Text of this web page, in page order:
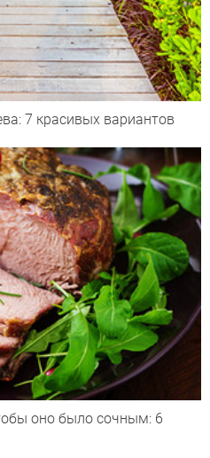
7 красивых вариантов
оно было сочным: 6